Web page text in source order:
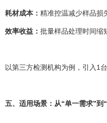
耗材成本： 精准控温减少样品损
效率收益： 批量样品处理时间缩
以第三方检测机构为例，引入1
五、适用场景：从“单一需求”到